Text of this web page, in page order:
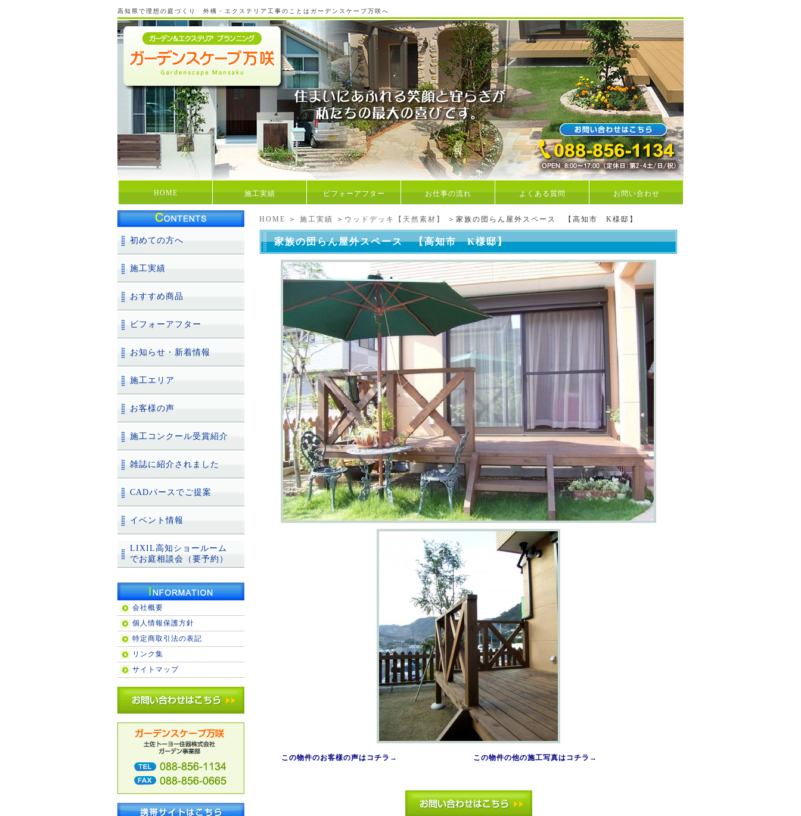
高知県で理想の庭づくり 外構・エクステリア工事のことはガーデンスケープ万咲へ
HOME 施工実績 ビフォーアフター お仕事の流れ よくある質問 お問い合わせ
HOME ＞ 施工実績 ＞ ウッドデッキ【天然素材】 ＞家族の団らん屋外スペース 【高知市 K様邸】
家族の団らん屋外スペース 【高知市 K様邸】
この物件のお客様の声はコチラ→ この物件の他の施工写真はコチラ→
初めての方へ
施工実績
おすすめ商品
ビフォーアフター
お知らせ・新着情報
施工エリア
お客様の声
施工コンクール受賞紹介
雑誌に紹介されました
CADパースでご提案
イベント情報
LIXIL高知ショールーム
でお庭相談会（要予約）
会社概要
個人情報保護方針
特定商取引法の表記
リンク集
サイトマップ